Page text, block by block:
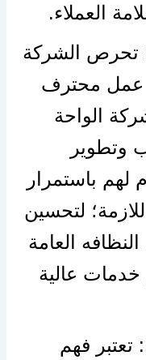
العملاء.
تحرص الشركة
عمل محترف
الواحة
وتطوير
لهم باستمرار
لتحسين
العامة
عالية
تعتبر فهم